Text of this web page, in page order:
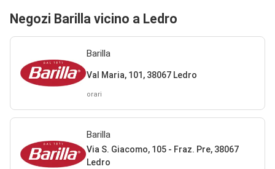
Negozi Barilla vicino a Ledro
Barilla
Val Maria, 101, 38067 Ledro
orari
Barilla
Via S. Giacomo, 105 - Fraz. Pre, 38067
Ledro